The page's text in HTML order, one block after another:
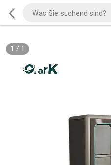
1 / 1